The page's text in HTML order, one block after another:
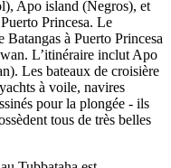
Apo island (Negros), et
Princesa. Le
à Puerto Princesa
L’itinéraire inclut Apo
Les bateaux de croisière
à voile, navires
pour la plongée - ils
tous de très belles